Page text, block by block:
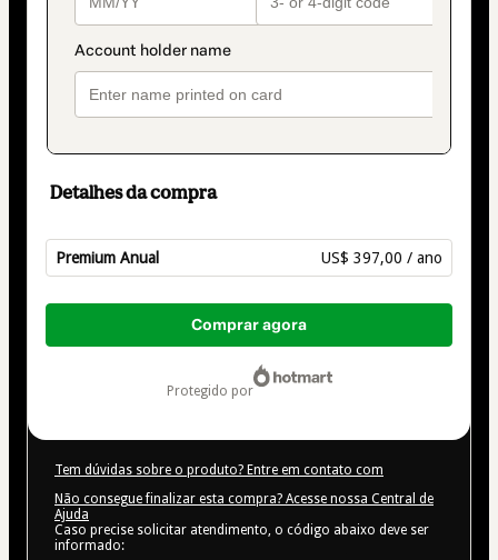
Detalhes da compra
Premium Anual US$ 397,00 / ano
Total
US$ 397,00
Comprar agora
protegido por
Tem dúvidas sobre o produto? Entre em contato com
Não consegue finalizar esta compra? Acesse nossa Central de
Ajuda
Caso precise solicitar atendimento, o código abaixo deve ser
informado: